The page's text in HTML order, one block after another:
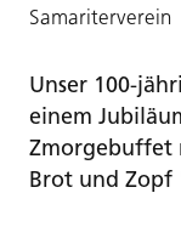
Samariterverein
Unser 100-
einem
Zmorgebuffet
Brot und Zopf